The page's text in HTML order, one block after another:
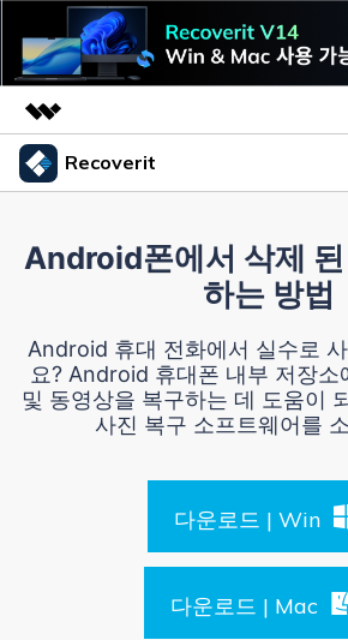
주요 제품
유틸리티
비즈니스
뉴스룸
Recoverit
Recoverit - Windows 버전
선도적인 데이터 복구 전문가
무료 체험
Recoverit - Mac 버전
Mac 시스템에서 무제한 데이터 복구
무료 체험
미디어 복구하기
문서 복구하기
디바이스 복구하기
리커버릿 모든 기능 확인하기
복구 Tips
외장 저장장치 복구
삭제된 파일 복구
드라이브에서 복구
삭제된 미디어 복구
다운로드
Android폰에서 삭제
하는 방법
Android 휴대 전화에서 실수로
요? Android 휴대폰 내부 저장소
및 동영상을 복구하는 데 도움이
사진 복구 소프트웨어를
다운로드 | Win
다운로드 | Mac